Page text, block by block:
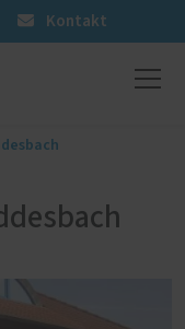
Kontakt